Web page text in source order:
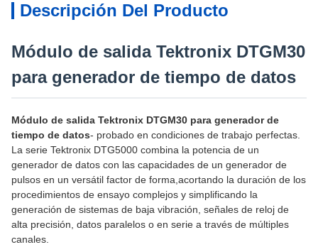
Descripción Del Producto
Módulo de salida Tektronix DTGM30
para generador de tiempo de datos
Módulo de salida Tektronix DTGM30 para generador de
tiempo de datos- probado en condiciones de trabajo perfectas.
La serie Tektronix DTG5000 combina la potencia de un
generador de datos con las capacidades de un generador de
pulsos en un versátil factor de forma,acortando la duración de los
procedimientos de ensayo complejos y simplificando la
generación de sistemas de baja vibración, señales de reloj de
alta precisión, datos paralelos o en serie a través de múltiples
canales.